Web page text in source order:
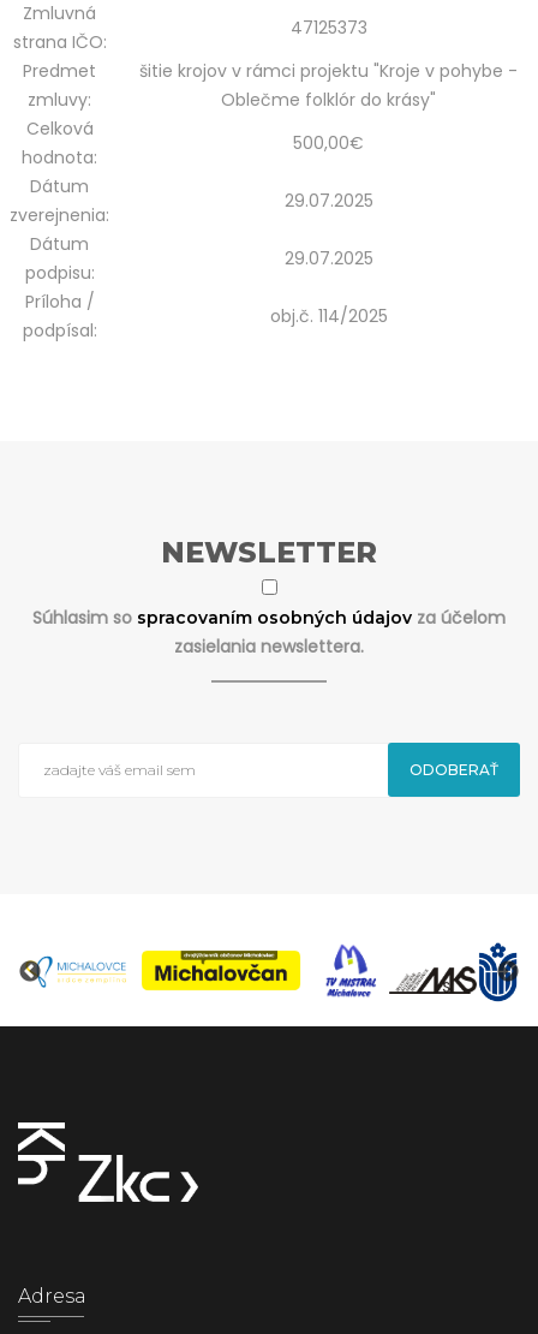
Zmluvná
strana IČO:
47125373
Predmet
zmluvy:
šitie krojov v rámci projektu "Kroje v pohybe -
Oblečme folklór do krásy"
Celková
hodnota:
500,00€
Dátum
zverejnenia:
29.07.2025
Dátum
podpisu:
29.07.2025
Príloha /
podpísal:
obj.č. 114/2025
NEWSLETTER
Súhlasim so spracovaním osobných údajov za účelom
zasielania newslettera.
ODOBERAŤ
Adresa